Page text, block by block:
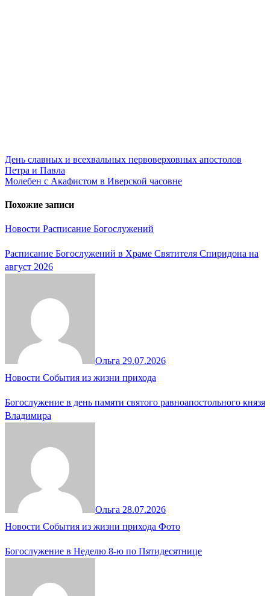
Навигация
по
День славных и всехвальных первоверховных апостолов
Петра и Павла
Молебен с Акафистом в Иверской часовне
Похожие записи
Новости Расписание Богослужений
Расписание Богослужений в Храме Святителя Спиридона на
август 2026
Ольга 29.07.2026
Новости События из жизни прихода
Богослужение в день памяти святого равноапостольного князя
Владимира
Ольга 28.07.2026
Новости События из жизни прихода Фото
Богослужение в Неделю 8-ю по Пятидесятнице